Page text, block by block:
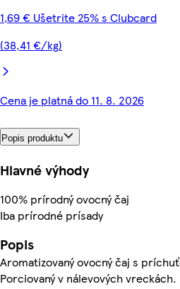
1,69 € Ušetrite 25% s Clubcard
(38,41 €/kg)
Cena je platná do 11. 8. 2026
Popis produktu
Hlavné výhody
100% prírodný ovocný čaj
Iba prírodné prísady
Popis
Aromatizovaný ovocný čaj s
Porciovaný v nálevových vreckách.